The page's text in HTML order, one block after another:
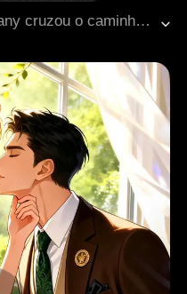
Em uma noite chuvosa, Bethany cruzou o caminho de Matthew, o enigmático líder de uma influente família do submundo. No instante em que a viu, Matthew se apaixonou por ela e não desistiu de conquistá-la. Com o passar do tempo, Bethany acabou se apaixonando por ele, mesmo sabendo dos riscos que envolviam o mundo dele.